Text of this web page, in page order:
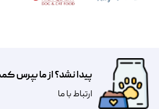
پیدا نشد؟ از ما بپرس
​​​ارتباط با ما